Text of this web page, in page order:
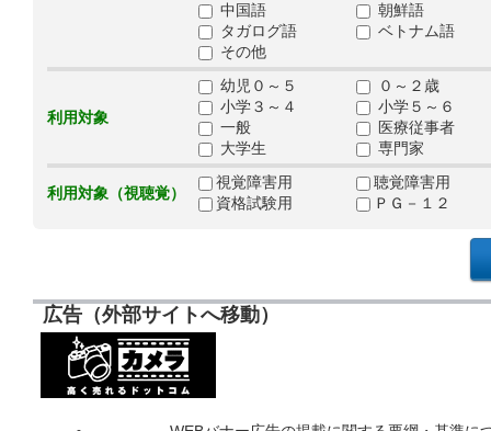
中国語
朝鮮語
タガログ語
ベトナム語
その他
利用対象
幼児０～５
０～２歳
小学３～４
小学５～６
一般
医療従事者
大学生
専門家
利用対象（視聴覚）
視覚障害用
聴覚障害用
資格試験用
ＰＧ－１２
広告（外部サイトへ移動）